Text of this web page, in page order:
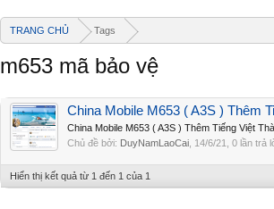
TRANG CHỦ Tags
m653 mã bảo vệ
China Mobile M653 ( A3S ) Thêm
China Mobile M653 ( A3S ) Thêm Tiếng Việt
Chủ đề bởi: DuyNamLaoCai 14/6/21 , 0 lần trả
Hiển thị kết quả từ 1 đến 1 của 1